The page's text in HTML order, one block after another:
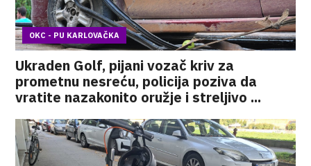
OKC - PU KARLOVAČKA
Ukraden Golf, pijani vozač kriv za
prometnu nesreću, policija poziva da
vratite nazakonito oružje i streljivo ...